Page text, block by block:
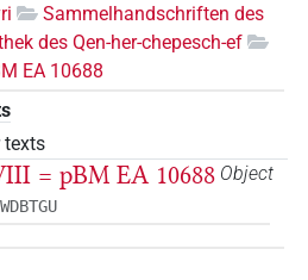
Sammelhandschriften des
des Qen-her-chepesch-ef
EA 10688
texts
Object
= pBM EA 10688